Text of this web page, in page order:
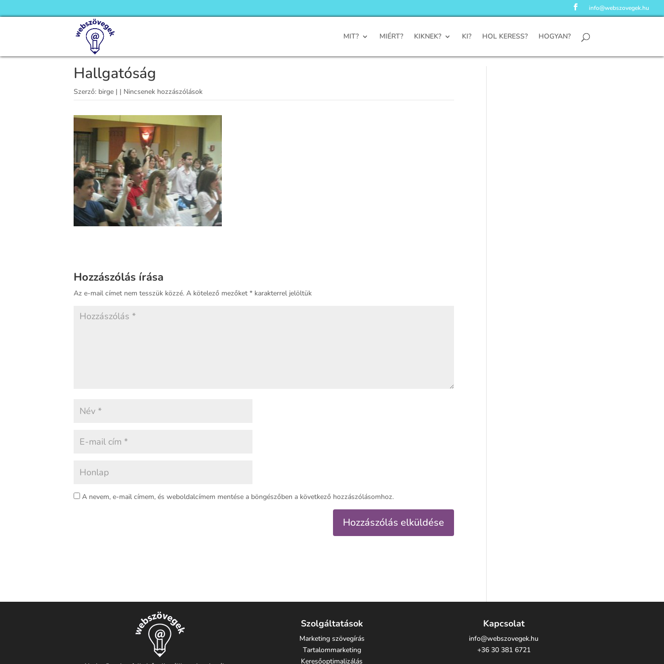
info@webszovegek.hu
MIT? MIÉRT? KIKNEK? KI? HOL KERESS? HOGYAN?
Hallgatóság
Szerző: birge | | Nincsenek hozzászólások
Hozzászólás írása
Az e-mail címet nem tesszük közzé. A kötelező mezőket* karakterrel jelöltük
A nevem, e-mail címem, és weboldalcímem mentése a böngészőben a következő hozzászólásomhoz.
Szolgáltatások
Marketing szövegírás
Tartalommarketing
Keresőoptimalizálás
Kapcsolat
info@webszovegek.hu
+36 30 381 6721